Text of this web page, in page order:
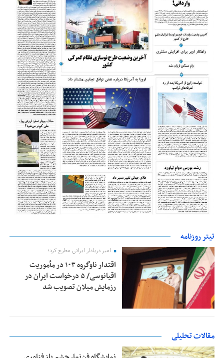
تیتر روزنامه
امیر دریادار ایرانی مطرح کرد؛
اقتدار ناوگروه ۱۰۳ در مأموریت‌
اقیانوسی/ ۵ درخواست ایران در
رزمایش میلان تصویب شد
مقالات تحلیلی